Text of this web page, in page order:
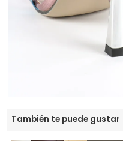
También te puede gustar